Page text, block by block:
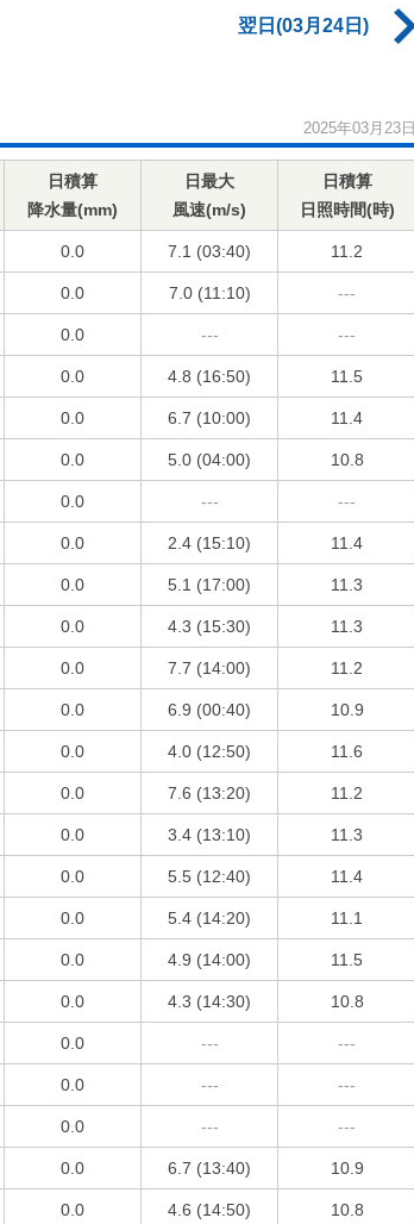
翌日(03月24日)
2025年03月23日
日積算
降水量(mm)
日最大
風速(m/s)
日積算
日照時間(時)
0.0 7.1 (03:40) 11.2
0.0 7.0 (11:10) ---
0.0 --- ---
0.0 4.8 (16:50) 11.5
0.0 6.7 (10:00) 11.4
0.0 5.0 (04:00) 10.8
0.0 --- ---
0.0 2.4 (15:10) 11.4
0.0 5.1 (17:00) 11.3
0.0 4.3 (15:30) 11.3
0.0 7.7 (14:00) 11.2
0.0 6.9 (00:40) 10.9
0.0 4.0 (12:50) 11.6
0.0 7.6 (13:20) 11.2
0.0 3.4 (13:10) 11.3
0.0 5.5 (12:40) 11.4
0.0 5.4 (14:20) 11.1
0.0 4.9 (14:00) 11.5
0.0 4.3 (14:30) 10.8
0.0 --- ---
0.0 --- ---
0.0 --- ---
0.0 6.7 (13:40) 10.9
0.0 4.6 (14:50) 10.8